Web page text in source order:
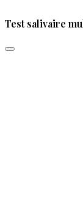
Test salivaire